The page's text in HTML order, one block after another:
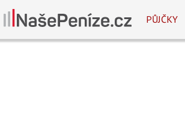
PŮJČKY